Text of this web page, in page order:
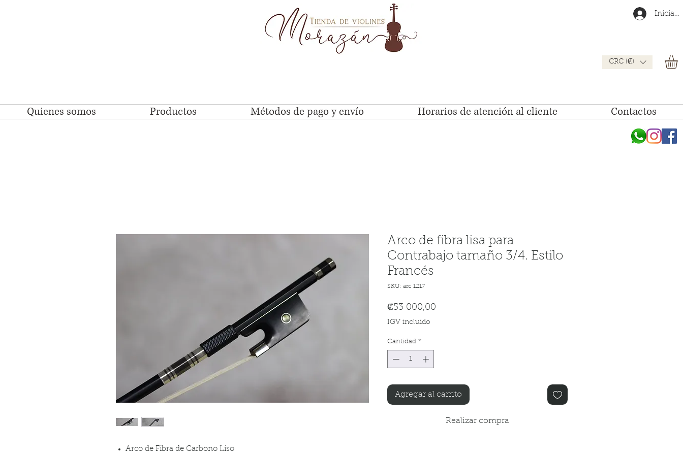
Iniciar
CRC (₡)
Quienes somos Productos Métodos de pago y envío Horarios de atención al cliente Contactos
Arco de Fibra de Carbono Liso
Arco de fibra lisa para
Contrabajo tamaño 3/4. Estilo
Francés
SKU: arc 1217
₡53 000,00
IGV incluido
Cantidad *
Agregar al carrito
Realizar compra